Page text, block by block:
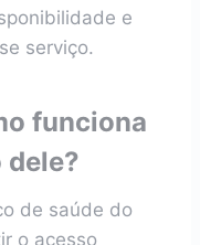
e
serviço.
funciona
de saúde do
o acesso